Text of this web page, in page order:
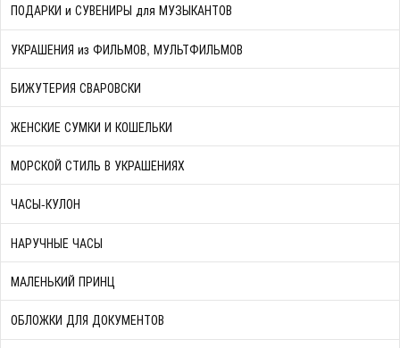
ПОДАРКИ и СУВЕНИРЫ для МУЗЫКАНТОВ
УКРАШЕНИЯ из ФИЛЬМОВ, МУЛЬТФИЛЬМОВ
БИЖУТЕРИЯ СВАРОВСКИ
ЖЕНСКИЕ СУМКИ И КОШЕЛЬКИ
МОРСКОЙ СТИЛЬ В УКРАШЕНИЯХ
ЧАСЫ-КУЛОН
НАРУЧНЫЕ ЧАСЫ
МАЛЕНЬКИЙ ПРИНЦ
ОБЛОЖКИ ДЛЯ ДОКУМЕНТОВ